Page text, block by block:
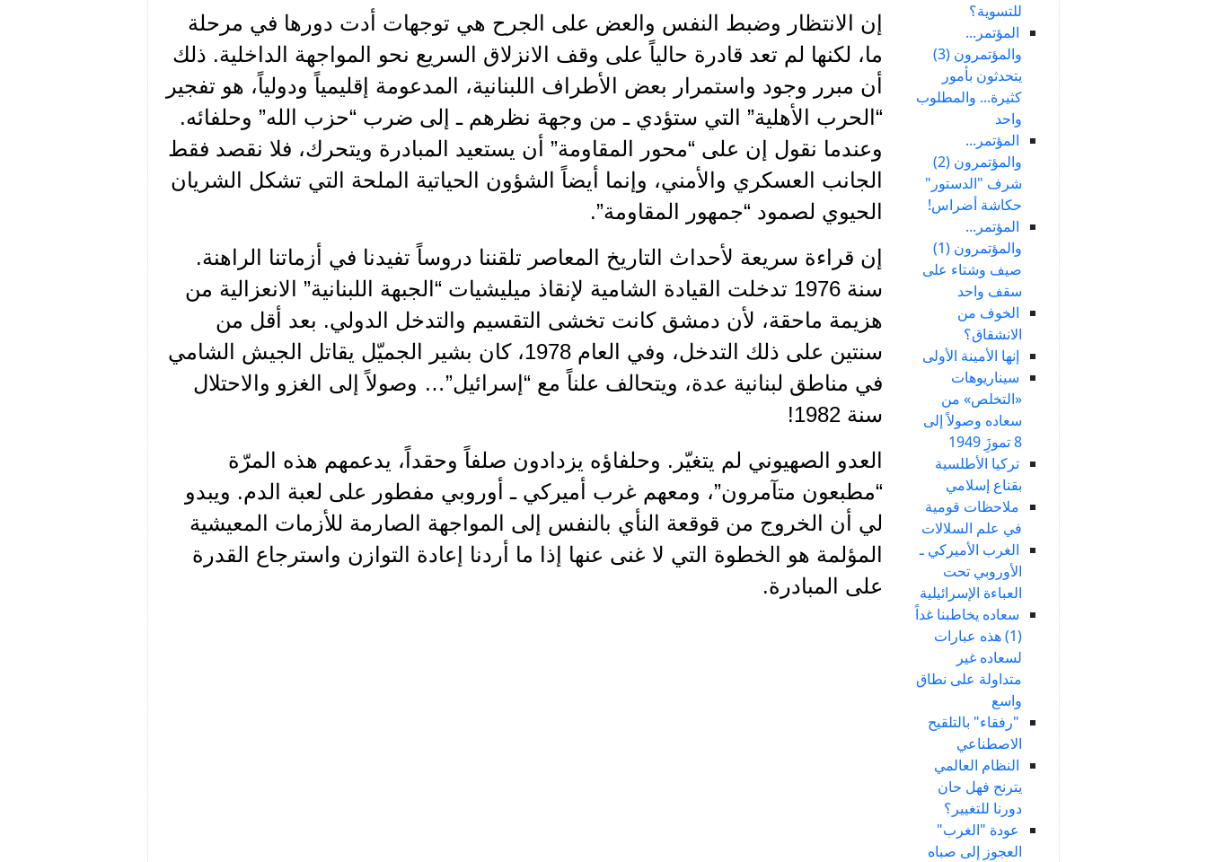
للتسوية؟
المؤتمر...
والمؤتمرون (3)
يتحدثون بأمور
كثيرة... والمطلوب
واحد
المؤتمر...
والمؤتمرون (2)
شرف "الدستور"
حكاشة أضراس!
المؤتمر...
والمؤتمرون (1)
صيف وشتاء على
سقف واحد
الخوف من
الانشقاق؟
إنها الأمينة الأولى
سيناريوهات
«التخلص» من
سعاده وصولاً إلى
8 تموزَِ 1949
تركيا الأطلسية
بقناع إسلامي
ملاحظات قومية
في علم السلالات
الغرب الأميركي ـ
الأوروبي تحت
العباءة الإسرائيلية
سعاده يخاطبنا غداً
(1) هذه عبارات
لسعاده غير
متداولة على نطاق
واسع
"رفقاء" بالتلقيح
الاصطناعي
النظام العالمي
يترنح فهل حان
دورنا للتغيير؟
عودة "الغرب"
العجوز إلى صباه
إن الانتظار وضبط النفس والعض على الجرح هي توجهات أدت دورها في مرحلة
ما، لكنها لم تعد قادرة حالياً على وقف الانزلاق السريع نحو المواجهة الداخلية. ذلك
أن مبرر وجود واستمرار بعض الأطراف اللبنانية، المدعومة إقليمياً ودولياً، هو تفجير
“الحرب الأهلية” التي ستؤدي ـ من وجهة نظرهم ـ إلى ضرب “حزب الله” وحلفائه.
وعندما نقول إن على “محور المقاومة” أن يستعيد المبادرة ويتحرك، فلا نقصد فقط
الجانب العسكري والأمني، وإنما أيضاً الشؤون الحياتية الملحة التي تشكل الشريان
الحيوي لصمود “جمهور المقاومة”.
إن قراءة سريعة لأحداث التاريخ المعاصر تلقننا دروساً تفيدنا في أزماتنا الراهنة.
سنة 1976 تدخلت القيادة الشامية لإنقاذ ميليشيات “الجبهة اللبنانية” الانعزالية من
هزيمة ماحقة، لأن دمشق كانت تخشى التقسيم والتدخل الدولي. بعد أقل من
سنتين على ذلك التدخل، وفي العام 1978، كان بشير الجميّل يقاتل الجيش الشامي
في مناطق لبنانية عدة، ويتحالف علناً مع “إسرائيل”… وصولاً إلى الغزو والاحتلال
سنة 1982!
العدو الصهيوني لم يتغيّر. وحلفاؤه يزدادون صلفاً وحقداً، يدعمهم هذه المرّة
“مطبعون متآمرون”، ومعهم غرب أميركي ـ أوروبي مفطور على لعبة الدم. ويبدو
لي أن الخروج من قوقعة النأي بالنفس إلى المواجهة الصارمة للأزمات المعيشية
المؤلمة هو الخطوة التي لا غنى عنها إذا ما أردنا إعادة التوازن واسترجاع القدرة
على المبادرة.